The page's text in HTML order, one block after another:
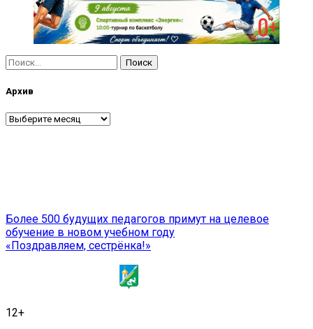
Найти:
Архив
Архив
Навигация
по
Более 500 будущих педагогов примут на целевое
обучение в новом учебном году
«Поздравляем, сестрёнка!»
12+